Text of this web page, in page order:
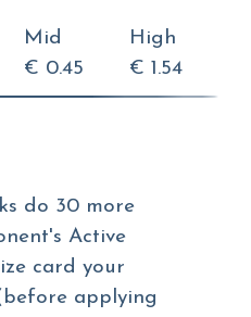
Mid
€ 0.45
High
€ 1.54
do 30 more
Active
card your
applying